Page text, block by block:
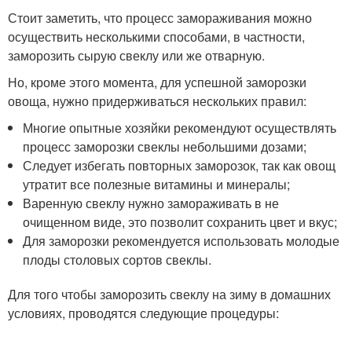
Стоит заметить, что процесс замораживания можно
осуществить несколькими способами, в частности,
заморозить сырую свеклу или же отварную.
Но, кроме этого момента, для успешной заморозки
овоща, нужно придерживаться нескольких правил:
Многие опытные хозяйки рекомендуют осуществлять
процесс заморозки свеклы небольшими дозами;
Следует избегать повторных заморозок, так как овощ
утратит все полезные витамины и минералы;
Варенную свеклу нужно замораживать в не
очищенном виде, это позволит сохранить цвет и вкус;
Для заморозки рекомендуется использовать молодые
плоды столовых сортов свеклы.
Для того чтобы заморозить свеклу на зиму в домашних
условиях, проводятся следующие процедуры: